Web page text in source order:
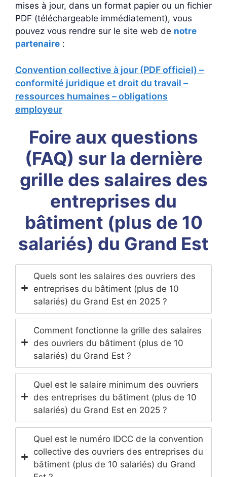
mises à jour, dans un format papier ou un fichier
PDF (téléchargeable immédiatement), vous
pouvez vous rendre sur le site web de notre
partenaire :
Convention collective à jour (PDF officiel) –
conformité juridique et droit du travail –
ressources humaines – obligations
employeur
Foire aux questions
(FAQ) sur la dernière
grille des salaires des
entreprises du
bâtiment (plus de 10
salariés) du Grand Est
Quels sont les salaires des ouvriers des
entreprises du bâtiment (plus de 10
salariés) du Grand Est en 2025 ?
Comment fonctionne la grille des salaires
des ouvriers du bâtiment (plus de 10
salariés) du Grand Est ?
Quel est le salaire minimum des ouvriers
des entreprises du bâtiment (plus de 10
salariés) du Grand Est en 2025 ?
Quel est le numéro IDCC de la convention
collective des ouvriers des entreprises du
bâtiment (plus de 10 salariés) du Grand